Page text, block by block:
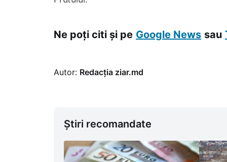
Ne poți citi și pe Google News sau
Autor: Redacția ziar.md
Știri recomandate